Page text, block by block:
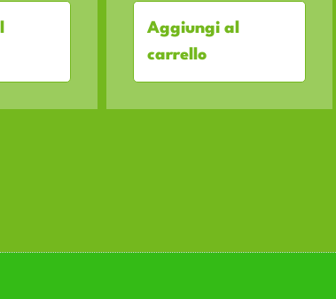
Aggiungi al
carrello